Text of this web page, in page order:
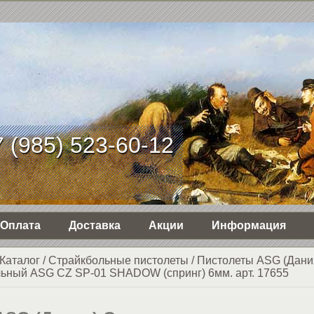
(985) 523-60-12
Оплата Доставка Акции Информация
/Страйкбольные пистолеты / Пистолеты ASG
ASG CZ SP-01 SHADOW (спринг) 6мм. арт. 17655